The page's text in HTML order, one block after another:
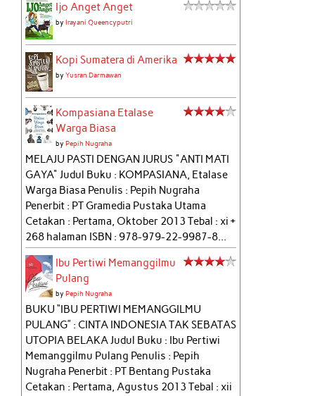
Ijo Anget Anget
byIrayani Queencyputri
Kopi Sumatera di Amerika
byYusran Darmawan
Kompasiana Etalase
Warga Biasa
byPepih Nugraha
MELAJU PASTI DENGAN JURUS "ANTI MATI
GAYA" Judul Buku : KOMPASIANA, Etalase
Warga Biasa Penulis : Pepih Nugraha
Penerbit : PT Gramedia Pustaka Utama
Cetakan : Pertama, Oktober 2013 Tebal : xi +
268 halaman ISBN : 978-979-22-9987-8...
Ibu Pertiwi Memanggilmu
Pulang
byPepih Nugraha
BUKU “IBU PERTIWI MEMANGGILMU
PULANG” : CINTA INDONESIA TAK SEBATAS
UTOPIA BELAKA Judul Buku : Ibu Pertiwi
Memanggilmu Pulang Penulis : Pepih
Nugraha Penerbit : PT Bentang Pustaka
Cetakan : Pertama, Agustus 2013 Tebal : xii